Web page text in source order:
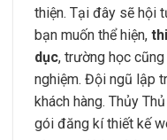
thiện. Tại đây sẽ hội
bạn muốn thể hiện,
dục, trường học
nghiệm. Đội ngũ lập
khách hàng. Thủy
gói đăng kí thiết kế